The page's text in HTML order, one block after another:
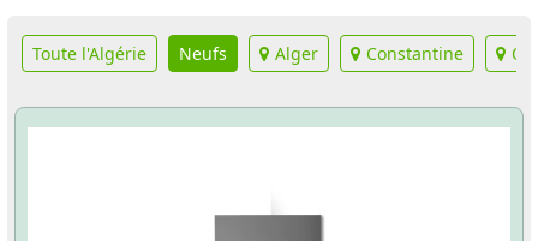
Toute l'Algérie Neufs Alger Constantine